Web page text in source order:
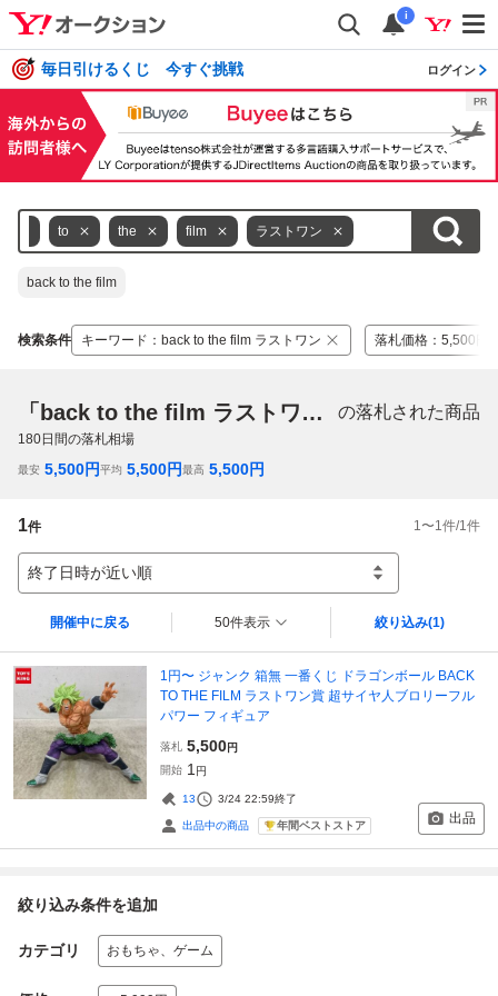
i
毎日引けるくじ 今すぐ挑戦 ログイン
to the film ラストワン
back to the film
検索条件 キーワード ： back to the film ラストワン 落札価格 ： 5,500円
「back to the film ラストワン」 の落札された商品
180日間の落札相場
最安 5,500円平均 5,500円最高 5,500円
1件 1 〜1 件/1 件
終了日時が近い順
開催中に戻る 50件表示 絞り込み(1)
1円〜 ジャンク 箱無 一番くじ ドラゴンボール BACK
TO THE FILM ラストワン賞 超サイヤ人ブロリーフル
パワー フィギュア
落札 5,500円
開始 1 円
13 3/24 22:59終了
出品中の商品 年間ベストストア 出品
絞り込み条件を追加
カテゴリ おもちゃ、ゲーム